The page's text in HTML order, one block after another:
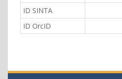
ID SINTA
ID OrcID